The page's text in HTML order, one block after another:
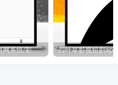
知料网付费系统/料网系统/彩票店-支持作者发布/订阅/内容付费等